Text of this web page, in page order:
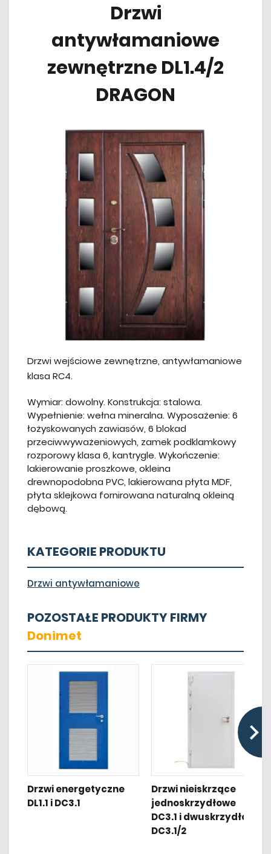
Drzwi
antywłamaniowe
zewnętrzne DL1.4/2
DRAGON
Drzwi wejściowe zewnętrzne, antywłamaniowe
klasa RC4.
Wymiar: dowolny. Konstrukcja: stalowa.
Wypełnienie: wełna mineralna. Wyposażenie: 6
łożyskowanych zawiasów, 6 blokad
przeciwwyważeniowych, zamek podklamkowy
rozporowy klasa 6, kantrygle. Wykończenie:
lakierowanie proszkowe, okleina
drewnopodobna PVC, lakierowana płyta MDF,
płyta sklejkowa fornirowana naturalną okleiną
dębową.
KATEGORIE PRODUKTU
Drzwi antywłamaniowe
POZOSTAŁE PRODUKTY FIRMY
Donimet
Drzwi energetyczne
DL1.1 i DC3.1
Drzwi nieiskrzące
jednoskrzydłowe
DC3.1 i dwuskrzydłowe
DC3.1/2